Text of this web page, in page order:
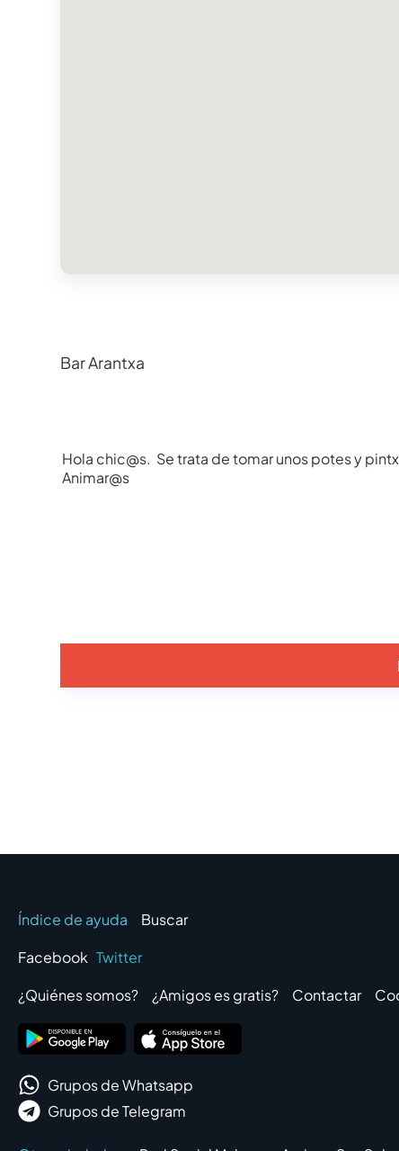
Bar Arantxa
Hola chic@s. Se trata de tomar unos potes y
Animar@s
Índice de ayuda
Buscar
Facebook Twitter
¿Quiénes somos?
¿Amigos es gratis? Contactar
Grupos de Whatsapp
Grupos de Telegram